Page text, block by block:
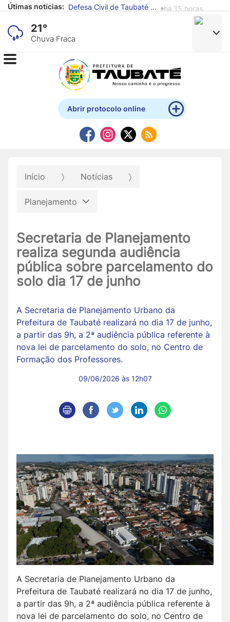
Útimas notícias: Defesa Civil de Taubaté alerta para previsão de chuva e ventos fortes há 15 horas
21°
Chuva Fraca
Abrir protocolo online
Início Notícias
Planejamento
Secretaria de Planejamento
realiza segunda audiência
pública sobre parcelamento do
solo dia 17 de junho
A Secretaria de Planejamento Urbano da
Prefeitura de Taubaté realizará no dia 17 de junho,
a partir das 9h, a 2ª audiência pública referente à
nova lei de parcelamento do solo, no Centro de
Formação dos Professores.
09/06/2026 às 12h07
A Secretaria de Planejamento Urbano da
Prefeitura de Taubaté realizará no dia 17 de junho,
a partir das 9h, a 2ª audiência pública referente à
nova lei de parcelamento do solo, no Centro de